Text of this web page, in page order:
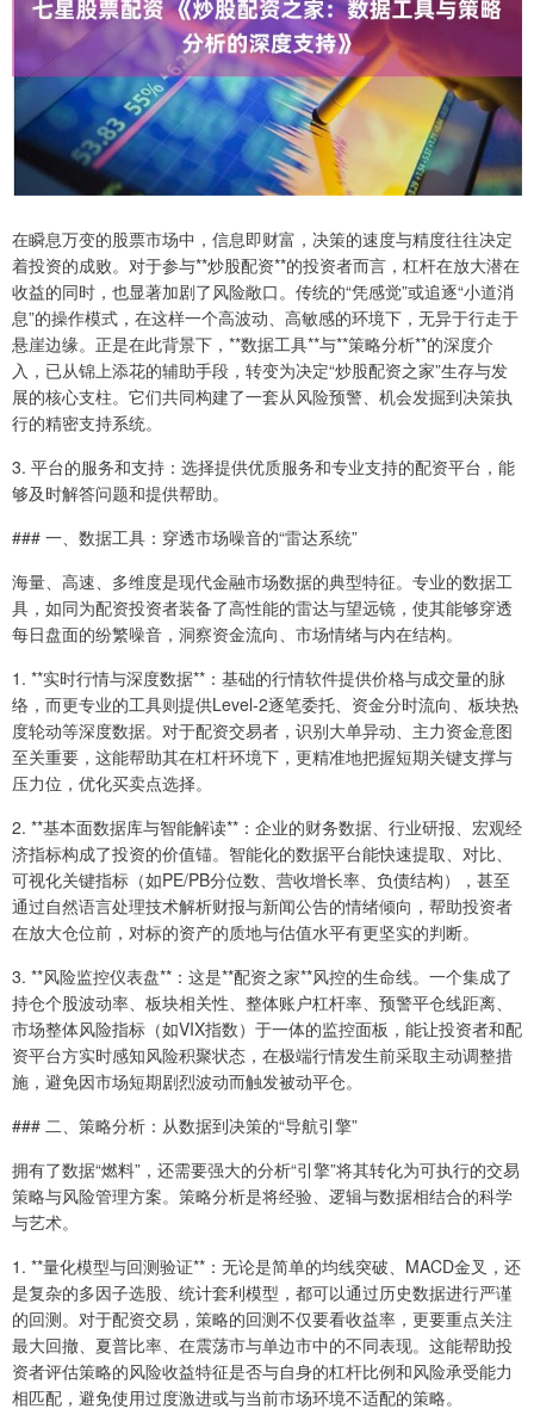
在瞬息万变的股票市场中，信息即财富，决策的速度与精度往往决定
着投资的成败。对于参与**炒股配资**的投资者而言，杠杆在放大潜在
收益的同时，也显著加剧了风险敞口。传统的“凭感觉”或追逐“小道消
息”的操作模式，在这样一个高波动、高敏感的环境下，无异于行走于
悬崖边缘。正是在此背景下，**数据工具**与**策略分析**的深度介
入，已从锦上添花的辅助手段，转变为决定“炒股配资之家”生存与发
展的核心支柱。它们共同构建了一套从风险预警、机会发掘到决策执
行的精密支持系统。
3. 平台的服务和支持：选择提供优质服务和专业支持的配资平台，能
够及时解答问题和提供帮助。
### 一、数据工具：穿透市场噪音的“雷达系统”
海量、高速、多维度是现代金融市场数据的典型特征。专业的数据工
具，如同为配资投资者装备了高性能的雷达与望远镜，使其能够穿透
每日盘面的纷繁噪音，洞察资金流向、市场情绪与内在结构。
1. **实时行情与深度数据**：基础的行情软件提供价格与成交量的脉
络，而更专业的工具则提供Level-2逐笔委托、资金分时流向、板块热
度轮动等深度数据。对于配资交易者，识别大单异动、主力资金意图
至关重要，这能帮助其在杠杆环境下，更精准地把握短期关键支撑与
压力位，优化买卖点选择。
2. **基本面数据库与智能解读**：企业的财务数据、行业研报、宏观经
济指标构成了投资的价值锚。智能化的数据平台能快速提取、对比、
可视化关键指标（如PE/PB分位数、营收增长率、负债结构），甚至
通过自然语言处理技术解析财报与新闻公告的情绪倾向，帮助投资者
在放大仓位前，对标的资产的质地与估值水平有更坚实的判断。
3. **风险监控仪表盘**：这是**配资之家**风控的生命线。一个集成了
持仓个股波动率、板块相关性、整体账户杠杆率、预警平仓线距离、
市场整体风险指标（如VIX指数）于一体的监控面板，能让投资者和配
资平台方实时感知风险积聚状态，在极端行情发生前采取主动调整措
施，避免因市场短期剧烈波动而触发被动平仓。
### 二、策略分析：从数据到决策的“导航引擎”
拥有了数据“燃料”，还需要强大的分析“引擎”将其转化为可执行的交易
策略与风险管理方案。策略分析是将经验、逻辑与数据相结合的科学
与艺术。
1. **量化模型与回测验证**：无论是简单的均线突破、MACD金叉，还
是复杂的多因子选股、统计套利模型，都可以通过历史数据进行严谨
的回测。对于配资交易，策略的回测不仅要看收益率，更要重点关注
最大回撤、夏普比率、在震荡市与单边市中的不同表现。这能帮助投
资者评估策略的风险收益特征是否与自身的杠杆比例和风险承受能力
相匹配，避免使用过度激进或与当前市场环境不适配的策略。